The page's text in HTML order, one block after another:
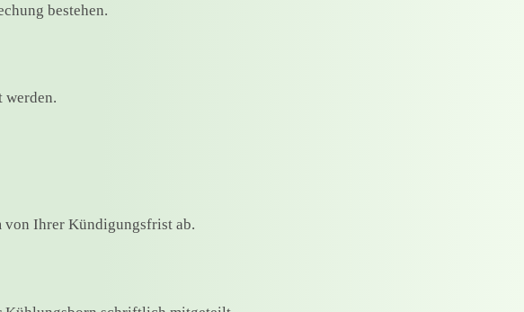
bestehen.
werden.
von Ihrer Kündigungsfrist ab.